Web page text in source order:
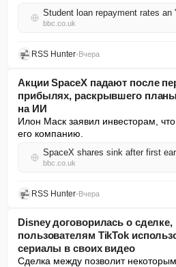
bbc.co.uk
RSS Hunter•Вчера
Акции SpaceX падают после
прибылях, раскрывшего
на ИИ
Илон Маск заявил инвесторам,
его компанию.
bbc.co.uk
RSS Hunter•Вчера
Disney договорилась о
пользователям TikTok
сериалы в своих видео
Сделка между позволит